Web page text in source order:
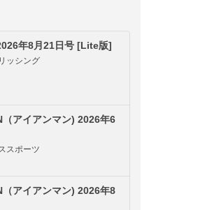
年8月21日号 [Lite版]
ッシング
（アイアンマン) 2026年6
スポーツ
（アイアンマン) 2026年8